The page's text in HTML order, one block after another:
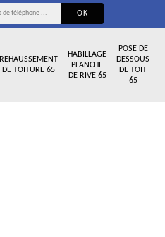
REHAUSSEMENT
DE TOITURE 65
HABILLAGE
PLANCHE
DE RIVE 65
POSE DE
DESSOUS
DE TOIT
65